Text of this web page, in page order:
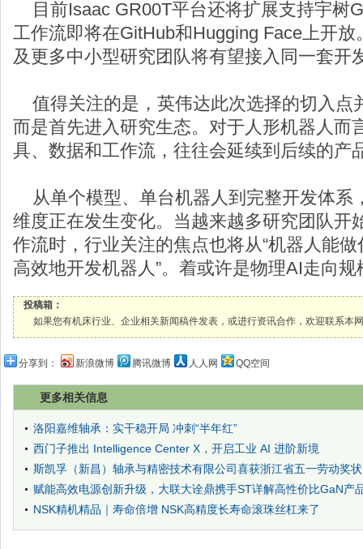
目前Isaac GR00T平台还将扩展支持宇树
工作流即将在GitHub和Hugging Face上开
及更多中小型研究团队将有望接入同一套开
值得关注的是，英伟达此次选择的切入点
而是首先进入研究生态。对于人形机器人而
具、数据和工作流，往往会延续到后续的产
从单个模型、单台机器人到完整开发体系
维度正在发生变化。当越来越多研究团队开
作流时，行业关注的焦点也将从“机器人能做
高效地开发机器人”。着或许是物理AI走向
投稿箱：
如果您有机床行业、企业相关新闻稿件发表，或进行资讯合作，欢迎联系本
分享到： 新浪微博 腾讯微博 人人网 QQ空间
更多相关信息
洛阳嘉维轴承：实干稳开局 冲刺“半年红”
西门子推出 Intelligence Center X，开启工业 AI 进阶新境
斯凯孚（新昌）轴承与精密技术有限公司喜获浙江省五一劳动奖状
赋能高效电源创新升级，大联大诠鼎携手ST详解高性价比GaN产
NSK精机精品｜寿命倍增 NSK高精度长寿命滚珠丝杠来了